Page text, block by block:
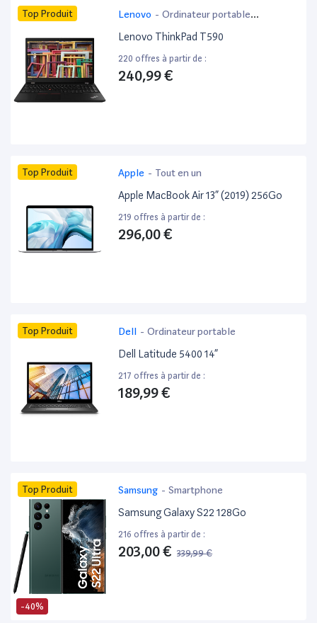
Top Produit Lenovo - Ordinateur portable
bureautique
Lenovo ThinkPad T590
220 offres à partir de :
240,99 €
Top Produit Apple - Tout en un
Apple MacBook Air 13” (2019) 256Go
219 offres à partir de :
296,00 €
Top Produit Dell - Ordinateur portable
Dell Latitude 5400 14”
217 offres à partir de :
189,99 €
-40%
Top Produit Samsung - Smartphone
Samsung Galaxy S22 128Go
216 offres à partir de :
203,00 € 339,99 €